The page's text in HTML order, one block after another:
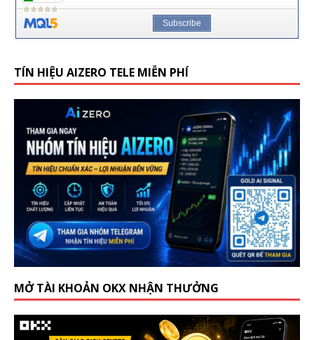
TÍN HIỆU AIZERO TELE MIỄN PHÍ
MỞ TÀI KHOẢN OKX NHẬN THƯỞNG